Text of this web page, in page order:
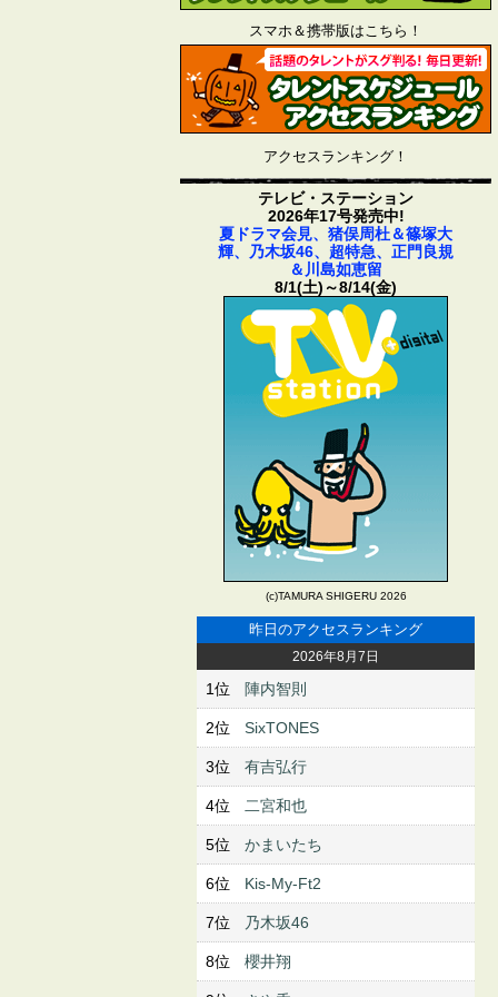
スマホ＆携帯版はこちら！
アクセスランキング！
テレビ・ステーション
2026年17号発売中!
夏ドラマ会見、猪俣周杜＆篠塚大
輝、乃木坂46、超特急、正門良規
＆川島如恵留
8/1(土)～8/14(金)
(c)TAMURA SHIGERU 2026
昨日のアクセスランキング
2026年8月7日
1位 陣内智則
2位 SixTONES
3位 有吉弘行
4位 二宮和也
5位 かまいたち
6位 Kis-My-Ft2
7位 乃木坂46
8位 櫻井翔